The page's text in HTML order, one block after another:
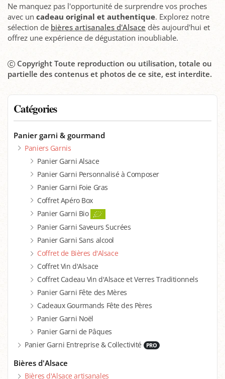
Catégories
Panier garni & gourmand
Paniers Garnis
Panier Garni Alsace
Panier Garni Personnalisé à Composer
Panier Garni Foie Gras
Coffret Apéro Box
Panier Garni Bio
Panier Garni Saveurs Sucrées
Panier Garni Sans alcool
Coffret de Bières d'Alsace
Coffret Vin d'Alsace
Coffret Cadeau Vin d'Alsace et Verres Traditionnels
Panier Garni Fête des Mères
Cadeaux Gourmands Fête des Pères
Panier Garni Noël
Panier Garni de Pâques
Panier Garni Entreprise & Collectivité
PRO
Bières d'Alsace
Bières d'Alsace artisanales
Ne manquez pas l'opportunité de surprendre vos proches
avec un cadeau original et authentique. Explorez notre
sélection de bières artisanales d'Alsace dès aujourd'hui et
offrez une expérience de dégustation inoubliable.
Copyright Toute reproduction ou utilisation, totale ou
partielle des contenus et photos de ce site, est interdite.